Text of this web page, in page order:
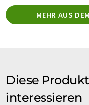
MEHR AUS
Diese
interessieren